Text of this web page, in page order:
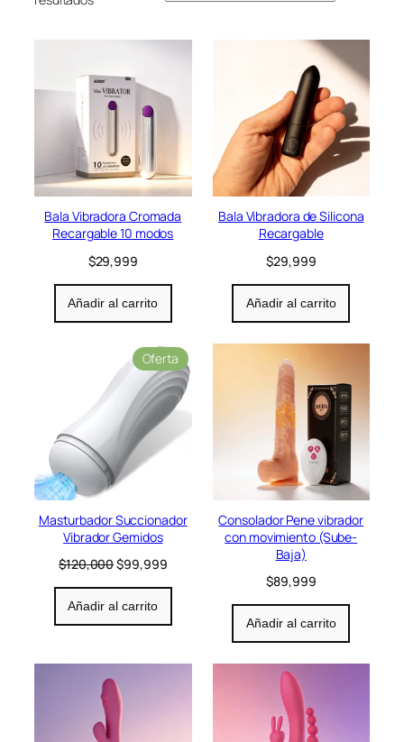
Bala Vibradora Cromada
Recargable 10 modos
$29,999
Añadir al carrito
Bala Vibradora de Silicona
Recargable
$29,999
Añadir al carrito
Oferta
r
o
d
o
Masturbador Succionador
Vibrador Gemidos
$120,000E
p
r
i
o
o
r
$99,999E
i
Añadir al carrito
Consolador Pene vibrador
con movimiento (Sube-
Baja)
$89,999
Añadir al carrito